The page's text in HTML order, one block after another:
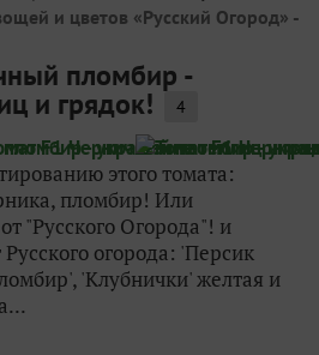
и цветов «Русский Огород» -
пломбир -
и грядок! 4
этого томата:
пломбир! Или
"Русского Огорода"! и
огорода: 'Персик
'Клубнички' желтая и